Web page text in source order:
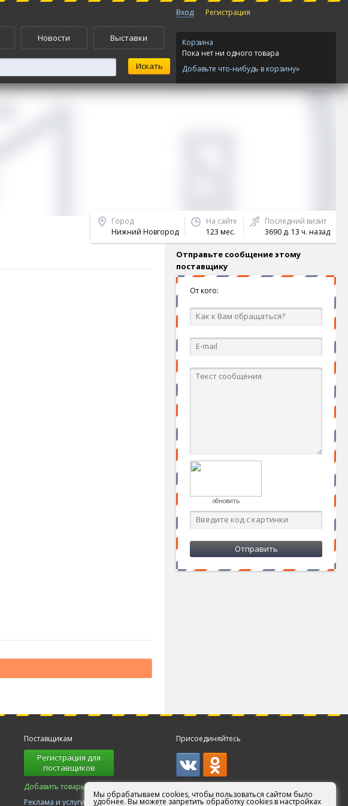
Новости Выставки
Вход Регистрация
Корзина
Пока нет ни одного товара
Добавьте что-нибудь в корзину»
Город
Нижний Новгород
На сайте
123 мес.
Последний визит
3690 д. 13 ч. назад
Отправьте сообщение этому
поставщику
От кого:
обновить
Поставщикам
Регистрация для
поставщиков
Добавить товары!
Реклама и услуги
Присоединяйтесь
Мы обрабатываем cookies, чтобы пользоваться сайтом было
удобнее. Вы можете запретить обработку cookies в настройках